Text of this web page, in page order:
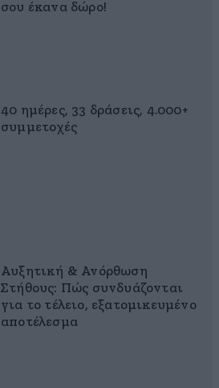
σου έκανα δώρο!
40 ημέρες, 33 δράσεις, 4.000+
συμμετοχές
Αυξητική & Ανόρθωση
Στήθους: Πώς συνδυάζονται
για το τέλειο, εξατομικευμένο
αποτέλεσμα